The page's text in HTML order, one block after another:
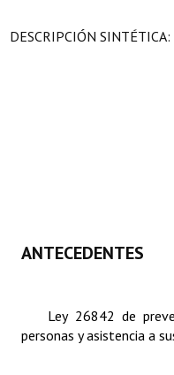
Digesto
DOCUMENTOS
DESCRIPCIÓN
ANTECEDENTES
Ley 26842 de
personas y asistencia a